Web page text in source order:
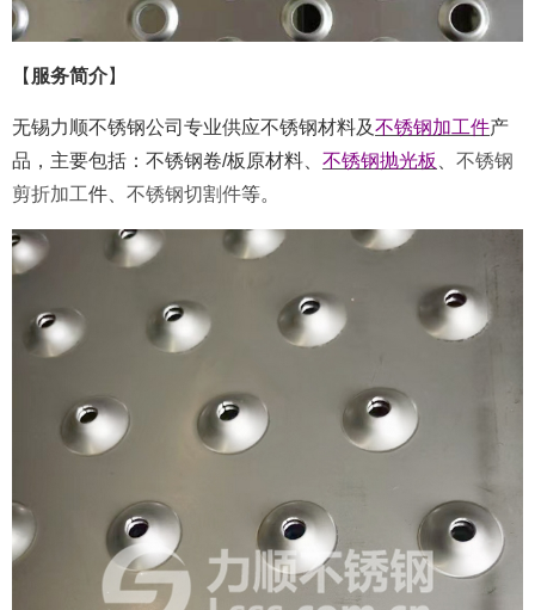
【 服务简介】
无锡力顺不锈钢公司专业供应不锈钢材料及不锈钢加工件产
品，主要包括：不锈钢卷/板原材料、 不锈钢抛光板
不锈钢
剪折加工件、 不锈钢切割件等。